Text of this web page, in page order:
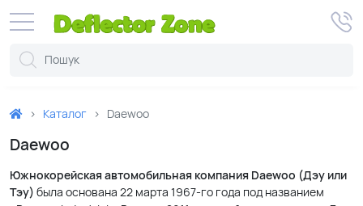
Каталог Daewoo
Daewoo
Южнокорейская автомобильная компания Daewoo (Дэу или
Тэу) была основана 22 марта 1967-го года под названием